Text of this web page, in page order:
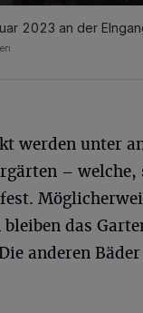
2023 an der
werden unter
– welche,
bleiben das
anderen